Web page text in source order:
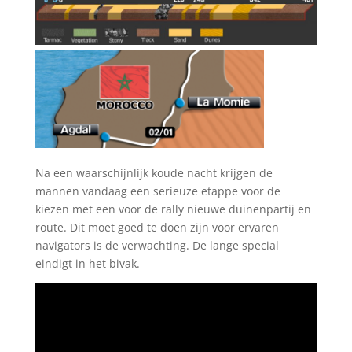
Na een waarschijnlijk koude nacht krijgen de
mannen vandaag een serieuze etappe voor de
kiezen met een voor de rally nieuwe duinenpartij en
route. Dit moet goed te doen zijn voor ervaren
navigators is de verwachting. De lange special
eindigt in het bivak.